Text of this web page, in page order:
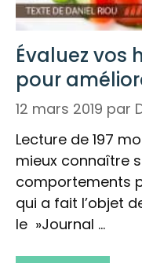
Évaluez vos
pour
12 mars 2019 par
Lecture de 197
mieux connaître
comportements
qui a fait l’objet
le »Journal …